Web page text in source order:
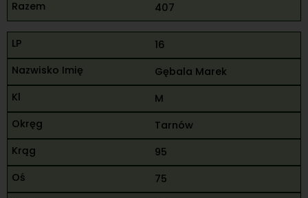
407
16
Gębala Marek
M
Tarnów
95
75